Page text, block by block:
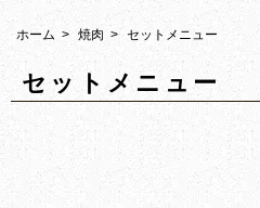
ホーム > 焼肉 > セットメニュー
セットメニュー